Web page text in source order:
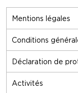
Mentions légales
Conditions
Déclaration de
Activités